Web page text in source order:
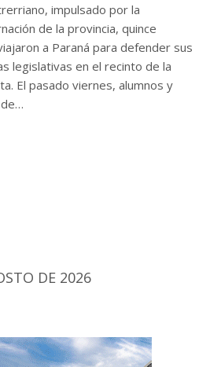
impulsado por la
de la provincia, quince
a Paraná para defender sus
legislativas en el recinto de la
El pasado viernes, alumnos y
DE 2026